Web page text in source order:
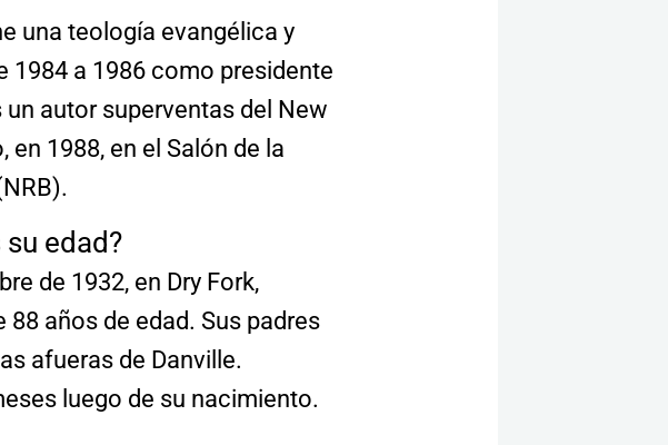
una teología evangélica y
1984 a 1986 como presidente
autor superventas del New
1988, en el Salón de la
edad?
de 1932, en Dry Fork,
años de edad. Sus padres
afueras de Danville.
luego de su nacimiento.